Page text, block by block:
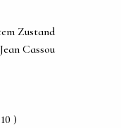
Zustand
Cassou
)